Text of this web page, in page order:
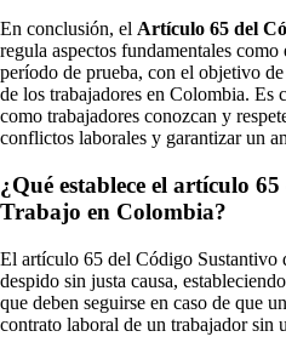
En conclusión, el Artículo 65 del
regula aspectos fundamentales
período de prueba, con el objetivo
de los trabajadores en Colombia. Es
como trabajadores conozcan y
conflictos laborales y garantizar un
¿Qué establece el artículo
Trabajo en Colombia?
El artículo 65 del Código Sustantivo
despido sin justa causa,
que deben seguirse en caso de que
contrato laboral de un trabajador sin